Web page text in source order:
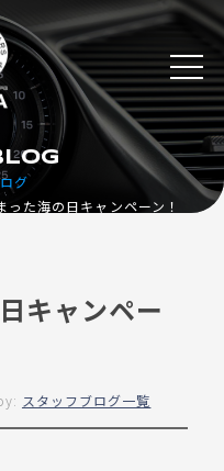
グ
った海の日キャンペーン！
キャンペー
スタッフブログ一覧